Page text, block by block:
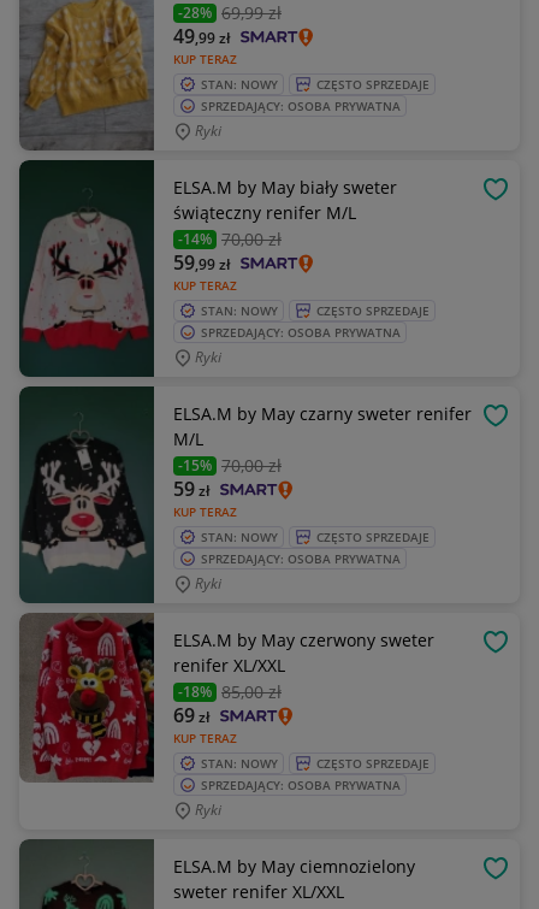
-28% 69,99 zł
KUP TERAZ
49,99zł
STAN: NOWY
CZĘSTO SPRZEDAJE
SPRZEDAJĄCY: OSOBA PRYWATNA
Ryki
ELSA.M by May biały sweter
świąteczny renifer M/L
-14% 70,00 zł
KUP TERAZ
59,99zł
STAN: NOWY
CZĘSTO SPRZEDAJE
SPRZEDAJĄCY: OSOBA PRYWATNA
Ryki
ELSA.M by May czarny sweter renifer
M/L
-15% 70,00 zł
KUP TERAZ
59zł
STAN: NOWY
CZĘSTO SPRZEDAJE
SPRZEDAJĄCY: OSOBA PRYWATNA
Ryki
ELSA.M by May czerwony sweter
renifer XL/XXL
-18% 85,00 zł
KUP TERAZ
69zł
STAN: NOWY
CZĘSTO SPRZEDAJE
SPRZEDAJĄCY: OSOBA PRYWATNA
Ryki
ELSA.M by May ciemnozielony
sweter renifer XL/XXL